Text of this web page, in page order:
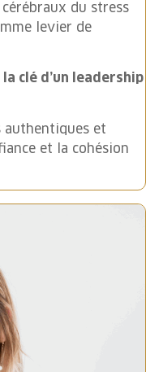
du stress
levier de
clé d’un leadership
authentiques et
et la cohésion